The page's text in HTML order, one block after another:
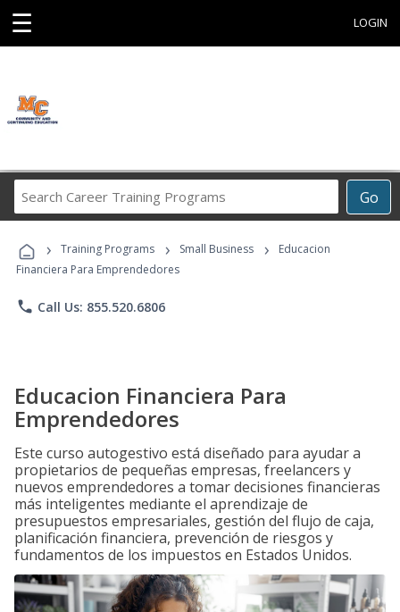
☰ LOGIN
Go
Career
Programs
› Training Programs › Small Business ›
Educacion
Financiera Para Emprendedores
phone Call Us: 855.520.6806
Educacion Financiera Para
Emprendedores
Este curso autogestivo está diseñado para ayudar a
propietarios de pequeñas empresas, freelancers y
nuevos emprendedores a tomar decisiones financieras
más inteligentes mediante el aprendizaje de
presupuestos empresariales, gestión del flujo de caja,
planificación financiera, prevención de riesgos y
fundamentos de los impuestos en Estados Unidos.